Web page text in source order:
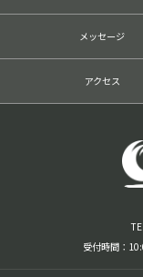
ン
メッセージ
アクセス
受付時間：